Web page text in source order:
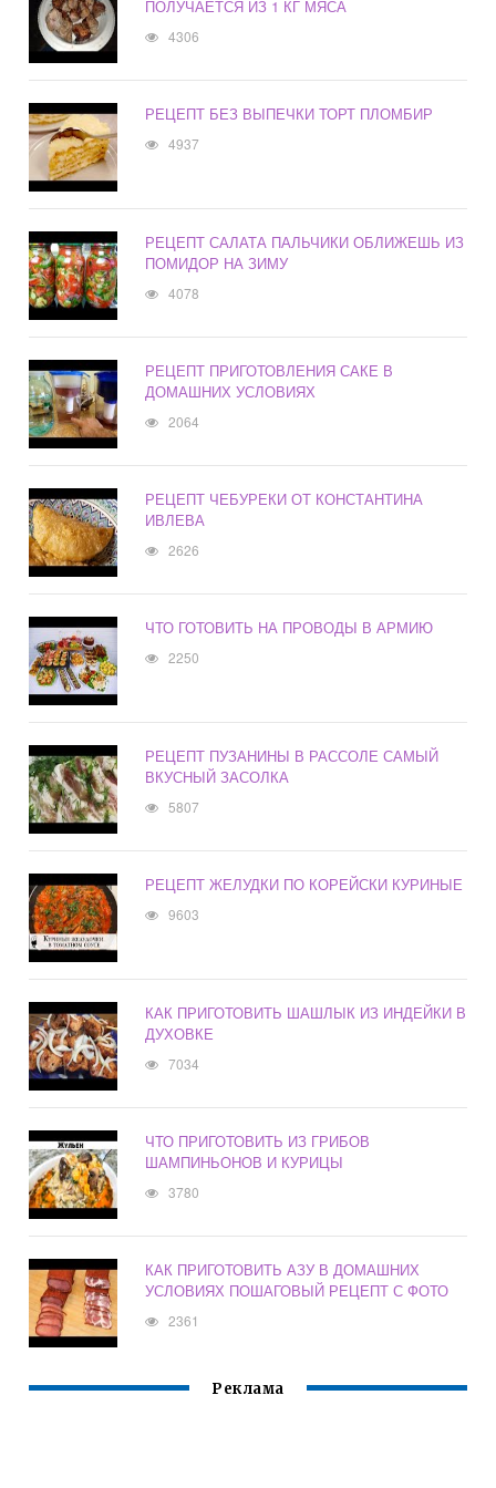
ПОЛУЧАЕТСЯ ИЗ 1 КГ МЯСА
4306
РЕЦЕПТ БЕЗ ВЫПЕЧКИ ТОРТ ПЛОМБИР
4937
РЕЦЕПТ САЛАТА ПАЛЬЧИКИ ОБЛИЖЕШЬ ИЗ
ПОМИДОР НА ЗИМУ
4078
РЕЦЕПТ ПРИГОТОВЛЕНИЯ САКЕ В
ДОМАШНИХ УСЛОВИЯХ
2064
РЕЦЕПТ ЧЕБУРЕКИ ОТ КОНСТАНТИНА
ИВЛЕВА
2626
ЧТО ГОТОВИТЬ НА ПРОВОДЫ В АРМИЮ
2250
РЕЦЕПТ ПУЗАНИНЫ В РАССОЛЕ САМЫЙ
ВКУСНЫЙ ЗАСОЛКА
5807
РЕЦЕПТ ЖЕЛУДКИ ПО КОРЕЙСКИ КУРИНЫЕ
9603
КАК ПРИГОТОВИТЬ ШАШЛЫК ИЗ ИНДЕЙКИ В
ДУХОВКЕ
7034
ЧТО ПРИГОТОВИТЬ ИЗ ГРИБОВ
ШАМПИНЬОНОВ И КУРИЦЫ
3780
КАК ПРИГОТОВИТЬ АЗУ В ДОМАШНИХ
УСЛОВИЯХ ПОШАГОВЫЙ РЕЦЕПТ С ФОТО
2361
Реклама